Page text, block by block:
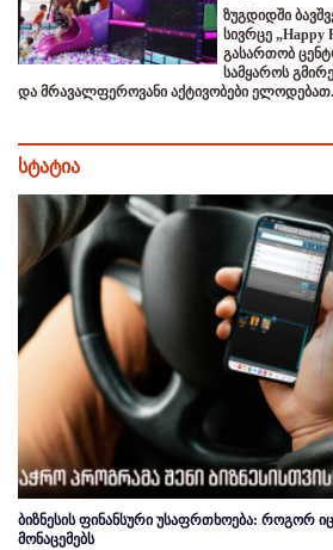
ზუგდიდში
სივრცე „Happy
გასართობ
სამყაროს
და მრავალფეროვანი აქტივობები ელოდებათ.
სტატია
ბიზნესის ფინანსური უსაფრთხოება: როგორ
მონაცემებს